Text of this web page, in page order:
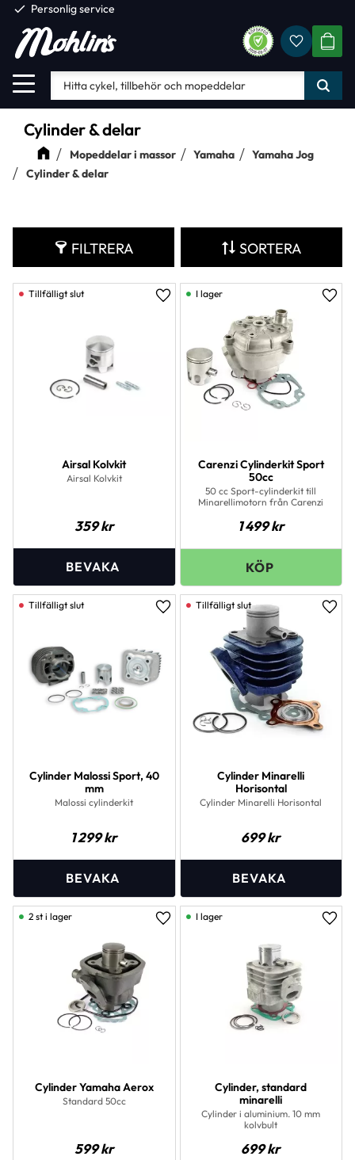
Meny
check Personlig service
Cylinder & delar
Mopeddelar i massor Yamaha
Yamaha Jog
Cylinder & delar
FILTRERA SORTERA
Airsal Kolvkit
Airsal Kolvkit
359kr
Lägg till i favoriter
Carenzi Cylinderkit Sport
50cc
50 cc Sport-cylinderkit till
Minarellimotorn från Carenzi
1 499kr
I lager
Cylinder Malossi Sport, 40
mm
Malossi cylinderkit
1 299kr
Lägg till i favoriter
Cylinder Minarelli
Horisontal
Cylinder Minarelli Horisontal
699kr
Cylinder Yamaha Aerox
Standard 50cc
599kr
Lägg till i favoriter
2 st i lager
Cylinder, standard
minarelli
Cylinder i aluminium. 10 mm
kolvbult
699kr
I lager